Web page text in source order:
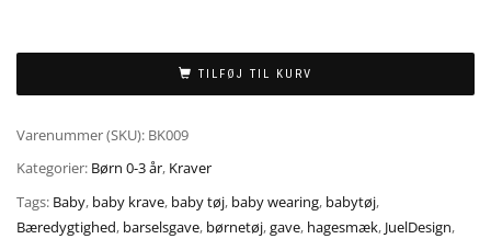
TILFØJ TIL KURV
Varenummer (SKU): BK009
Kategorier: Børn 0-3 år, Kraver
Tags: Baby, baby krave, baby tøj, baby wearing, babytøj,
Bæredygtighed, barselsgave, børnetøj,gave, hagesmæk, JuelDesign,